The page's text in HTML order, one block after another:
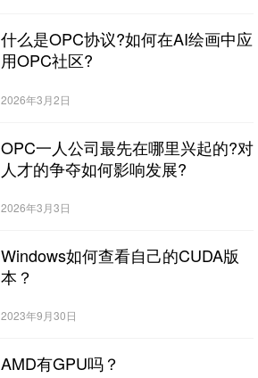
什么是OPC协议?如何在AI绘画中应
用OPC社区?
2026年3月2日
OPC一人公司最先在哪里兴起的?对
人才的争夺如何影响发展?
2026年3月3日
Windows如何查看自己的CUDA版
本？
2023年9月30日
AMD有GPU吗？